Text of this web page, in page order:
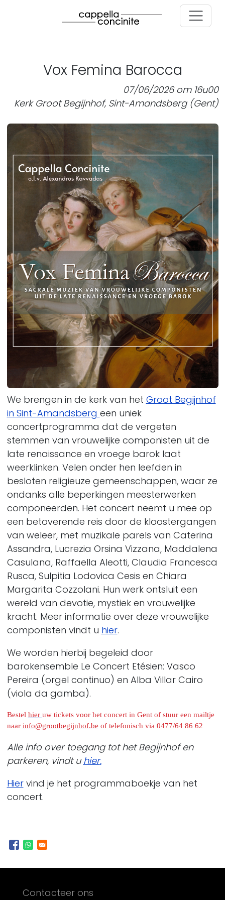
Vox Femina Barocca
07/06/2026 om 16u00
Kerk Groot Begijnhof, Sint-Amandsberg (Gent)
We brengen in de kerk van het Groot Begijnhof
in Sint-Amandsberg een uniek
concertprogramma dat de vergeten
stemmen van vrouwelijke componisten uit de
late renaissance en vroege barok laat
weerklinken. Velen onder hen leefden in
besloten religieuze gemeenschappen, waar ze
ondanks alle beperkingen meesterwerken
componeerden. Het concert neemt u mee op
een betoverende reis door de kloostergangen
van weleer, met muzikale parels van Caterina
Assandra, Lucrezia Orsina Vizzana, Maddalena
Casulana, Raffaella Aleotti, Claudia Francesca
Rusca, Sulpitia Lodovica Cesis en Chiara
Margarita Cozzolani. Hun werk ontsluit een
wereld van devotie, mystiek en vrouwelijke
kracht. Meer informatie over deze vrouwelijke
componisten vindt u hier.
We worden hierbij begeleid door
barokensemble Le Concert Etésien: Vasco
Pereira (orgel continuo) en Alba Villar Cairo
(viola da gamba).
Bestel hier uw tickets voor het concert in Gent of stuur een mailtje
naar info@grootbegijnhof.be of telefonisch via 0477/64 86 62
Alle info over toegang tot het Begijnhof en
parkeren, vindt uhier.
Hiervind je het programmaboekje van het
concert.
Footer
Contacteer ons